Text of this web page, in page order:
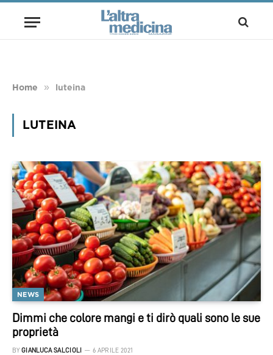
Home » luteina
LUTEINA
NEWS
Dimmi che colore mangi e ti dirò quali sono le sue
proprietà
BY GIANLUCA SALCIOLI 6 APRILE 2021